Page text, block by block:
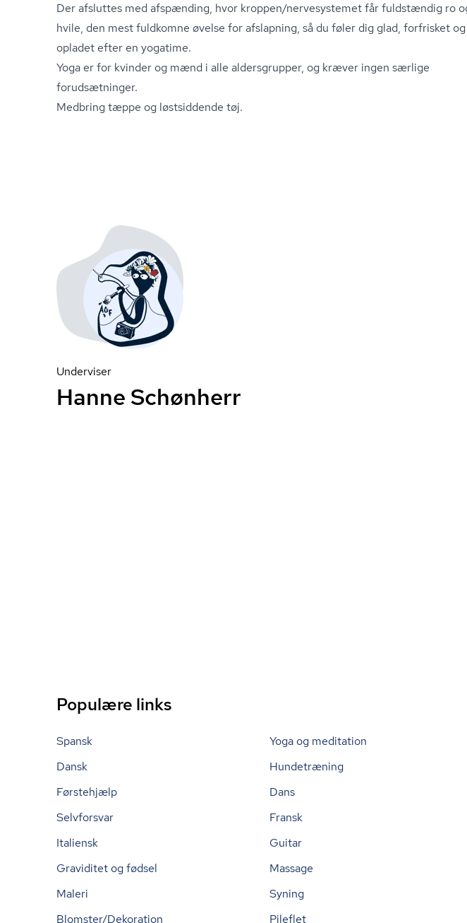
Der afsluttes med afspænding, hvor kroppen/nervesystemet får fuldstændig ro
hvile, den mest fuldkomne øvelse for afslapning, så du føler dig glad, forfrisket og
opladet efter en yogatime.
Yoga er for kvinder og mænd i alle aldersgrupper, og kræver ingen særlige
forudsætninger.
Medbring tæppe og løstsiddende tøj.
Underviser
Hanne Schønherr
Populære links
Spansk Yoga og meditation
Dansk
Hundetræning
Førstehjælp
Dans
Selvforsvar
Fransk
Italiensk
Guitar
Graviditet og fødsel
Massage
Maleri
Syning
Blomster/Dekoration
Pileflet